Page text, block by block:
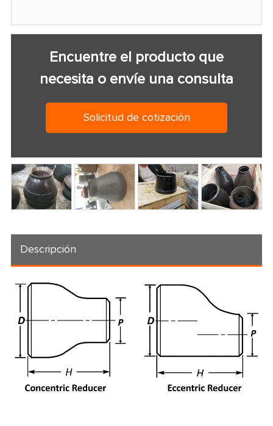
Encuentre el producto que
necesita o envíe una consulta
Solicitud de cotización
Descripción